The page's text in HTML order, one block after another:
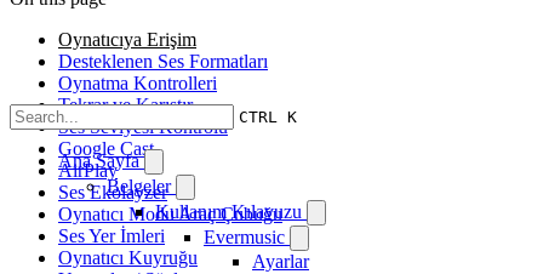
CTRL K
Ana Sayfa
Belgeler
Kullanım Kılavuzu
Evermusic
Ayarlar
Oynatıcıya Erişim
Desteklenen Ses Formatları
Oynatma Kontrolleri
Tekrar ve Karıştır
Ses Seviyesi Kontrolü
Google Cast
AirPlay
Ses Ekolayzer
Oynatıcı Modu Araç Çubuğu
Ses Yer İmleri
Oynatıcı Kuyruğu